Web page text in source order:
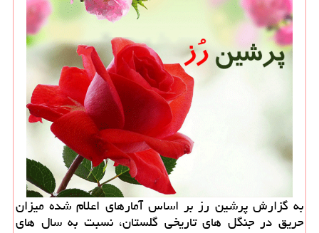
به گزارش پرشین رز بر اساس آمارهای اعلام شده میزان
حریق در جنگل های تاریخی گلستان، نسبت به سال های